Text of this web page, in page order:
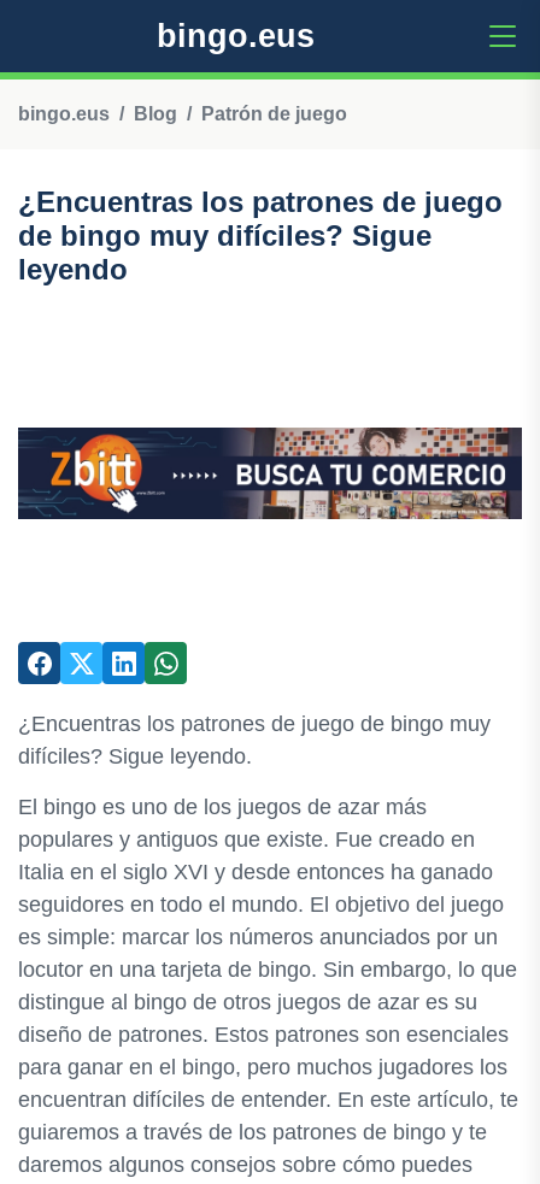
bingo.eus
bingo.eus Blog Patrón de juego
¿Encuentras los patrones de juego
de bingo muy difíciles? Sigue
leyendo
¿Encuentras los patrones de juego de bingo muy
difíciles? Sigue leyendo.
El bingo es uno de los juegos de azar más
populares y antiguos que existe. Fue creado en
Italia en el siglo XVI y desde entonces ha ganado
seguidores en todo el mundo. El objetivo del juego
es simple: marcar los números anunciados por un
locutor en una tarjeta de bingo. Sin embargo, lo que
distingue al bingo de otros juegos de azar es su
diseño de patrones. Estos patrones son esenciales
para ganar en el bingo, pero muchos jugadores los
encuentran difíciles de entender. En este artículo, te
guiaremos a través de los patrones de bingo y te
daremos algunos consejos sobre cómo puedes